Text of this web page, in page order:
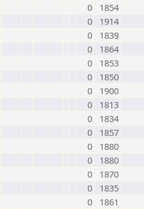
0
1854
0
1914
0
1839
0
1864
0
1853
0
1850
0
1900
0
1813
0
1834
0
1857
0
1880
0
1880
0
1870
0
1835
0
1861